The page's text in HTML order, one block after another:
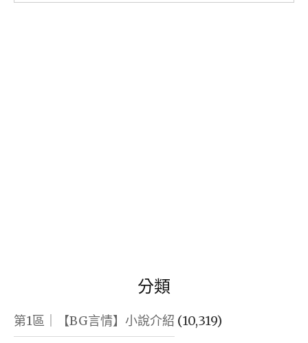
尋
分類
第1區｜【BG言情】小說介紹 (10,319)